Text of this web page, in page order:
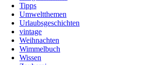
Tipps
Umweltthemen
Urlaubsgeschichten
vintage
Weihnachten
Wimmelbuch
Wissen